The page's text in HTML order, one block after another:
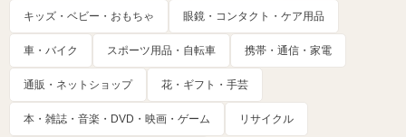
キッズ・ベビー・おもちゃ 眼鏡・コンタクト・ケア用品
車・バイク スポーツ用品・自転車 携帯・通信・家電
通販・ネットショップ 花・ギフト・手芸
本・雑誌・音楽・DVD・映画・ゲーム リサイクル